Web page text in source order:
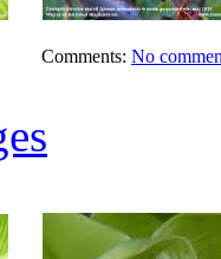
Comments: No